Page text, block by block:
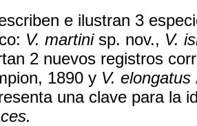
e ilustran 3
V. martinisp. nov., V.
2 nuevos registros
1890 y V. elongatus
una clave para la